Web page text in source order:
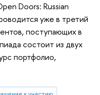
Doors: Russian
уже в третий
поступающих в
состоит из двух
портфолио,